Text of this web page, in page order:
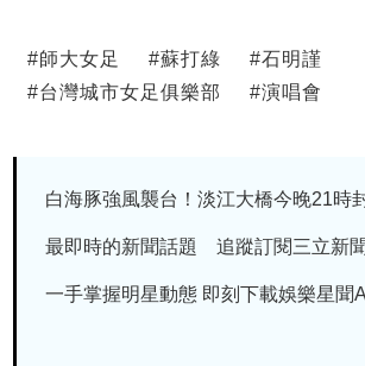
#師大女足 #蘇打綠 #石明謹
#台灣城市女足俱樂部 #演唱會
白海豚強風襲台！淡江大橋今晚21時
最即時的新聞話題 追蹤訂閱三立新
一手掌握明星動態 即刻下載娛樂星聞